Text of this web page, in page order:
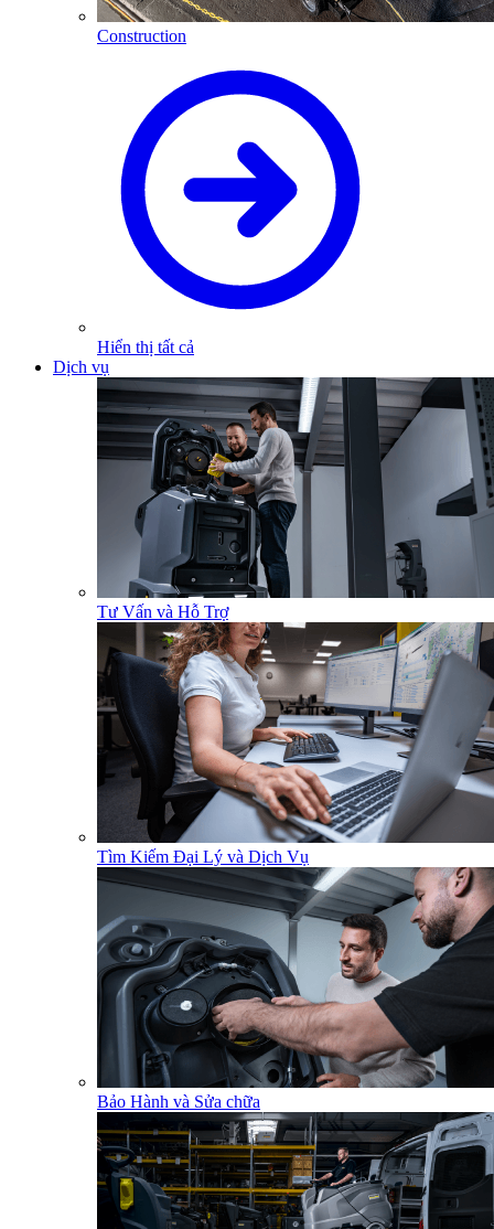
Construction
Hiển thị tất cả
Dịch vụ
Tư Vấn và Hỗ Trợ
Tìm Kiếm Đại Lý và Dịch Vụ
Bảo Hành và Sửa chữa